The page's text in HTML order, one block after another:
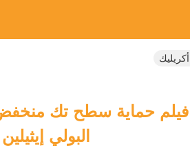
فيلم حماية سطح تك
البولي